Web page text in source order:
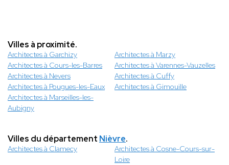
Villes à proximité.
Architectes à Garchizy
Architectes à Marzy
Architectes à Cours-les-Barres
Architectes à Varennes-Vauzelles
Architectes à Nevers
Architectes à Cuffy
Architectes à Pougues-les-Eaux
Architectes à Gimouille
Architectes à Marseilles-les-
Aubigny
Villes du département Nièvre.
Architectes à Clamecy
Architectes à Cosne-Cours-sur-
Loire